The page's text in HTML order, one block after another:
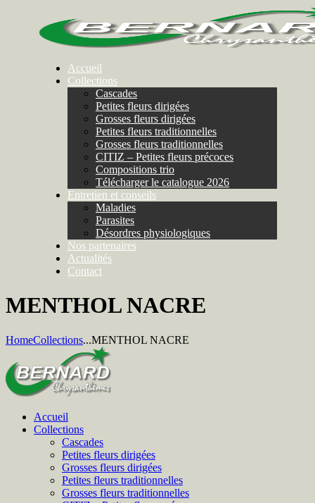
Accueil
Collections
Cascades
Petites fleurs dirigées
Grosses fleurs dirigées
Petites fleurs traditionnelles
Grosses fleurs traditionnelles
CITIZ – Petites fleurs précoces
Compositions trio
Télécharger le catalogue 2026
Entretien et conseils
Maladies
Parasites
Désordres physiologiques
Nos partenaires
Actualités
Contact
MENTHOL NACRE
HomeCollections...MENTHOL NACRE
Accueil
Collections
Cascades
Petites fleurs dirigées
Grosses fleurs dirigées
Petites fleurs traditionnelles
Grosses fleurs traditionnelles